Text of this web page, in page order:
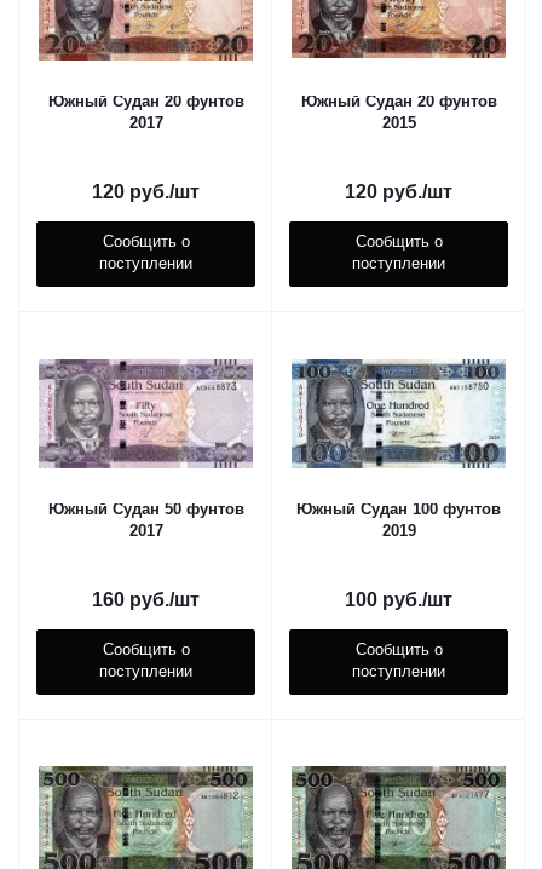
Южный Судан 20 фунтов
2017
120 руб./шт
Сообщить о
поступлении
Южный Судан 20 фунтов
2015
120 руб./шт
Сообщить о
поступлении
Южный Судан 50 фунтов
2017
160 руб./шт
Сообщить о
поступлении
Южный Судан 100 фунтов
2019
100 руб./шт
Сообщить о
поступлении